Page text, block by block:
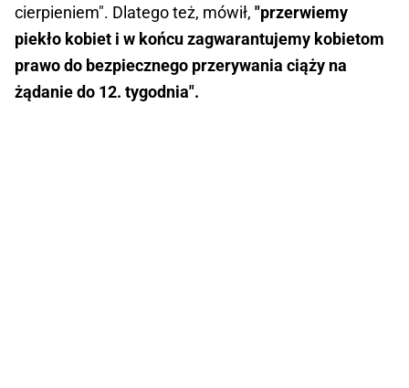
cierpieniem". Dlatego też, mówił, "przerwiemy
piekło kobiet i w końcu zagwarantujemy kobietom
prawo do bezpiecznego przerywania ciąży na
żądanie do 12. tygodnia".